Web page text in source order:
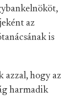
az
is
azzal, hogy az
harmadik